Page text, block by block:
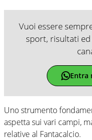
Vuoi essere
sport, risultati ed
Entra
Uno strumento
aspetta sui vari campi,
relative al Fantacalcio.